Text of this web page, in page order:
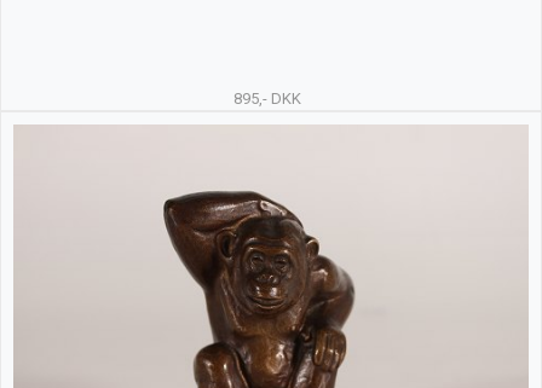
895,- DKK